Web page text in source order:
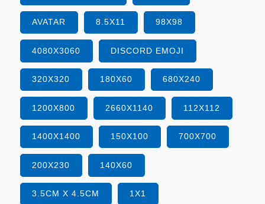
AVATAR 8.5X11 98X98
4080X3060 DISCORD EMOJI
320X320 180X60 680X240
1200X800 2660X1140 112X112
1400X1400 150X100 700X700
200X230 140X60
3.5CM X 4.5CM 1X1